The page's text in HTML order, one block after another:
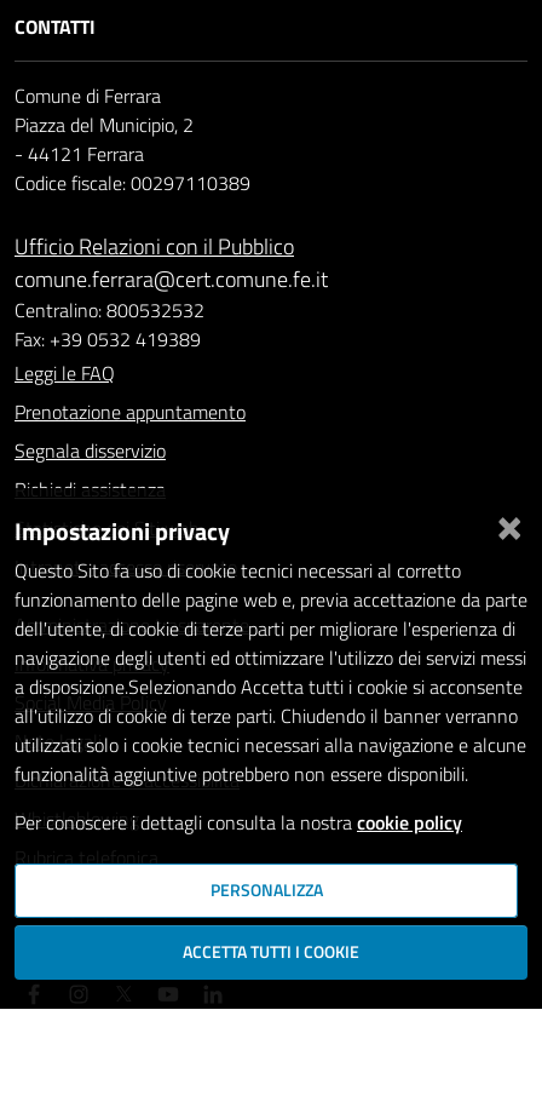
CONTATTI
Comune di Ferrara
Piazza del Municipio, 2
- 44121 Ferrara
Codice fiscale: 00297110389
Ufficio Relazioni con il Pubblico
comune.ferrara@cert.comune.fe.it
Centralino: 800532532
Fax: +39 0532 419389
Leggi le FAQ
Prenotazione appuntamento
Segnala disservizio
Richiedi assistenza
Statistiche dei Siti web
Intranet - accesso riservato
Amministrazione trasparente
Informativa privacy
Social Media Policy
Note legali
Dichiarazione di accessibilità
Whistleblowing
Rubrica telefonica
SEGUICI SU
×
Impostazioni privacy
Questo Sito fa uso di cookie tecnici necessari al corretto
funzionamento delle pagine web e, previa accettazione da parte
dell'utente, di cookie di terze parti per migliorare l'esperienza di
navigazione degli utenti ed ottimizzare l'utilizzo dei servizi messi
a disposizione.Selezionando Accetta tutti i cookie si acconsente
all'utilizzo di cookie di terze parti. Chiudendo il banner verranno
utilizzati solo i cookie tecnici necessari alla navigazione e alcune
funzionalità aggiuntive potrebbero non essere disponibili.
Per conoscere i dettagli consulta la nostracookie policy
PERSONALIZZA
ACCETTA TUTTI I COOKIE